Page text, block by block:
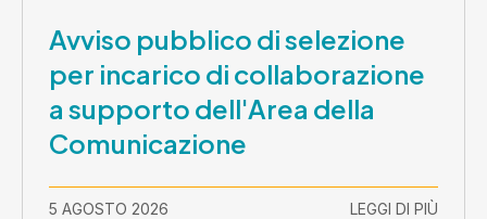
Avviso pubblico di selezione
per incarico di collaborazione
a supporto dell'Area della
Comunicazione
5 AGOSTO 2026 LEGGI DI PIÙ